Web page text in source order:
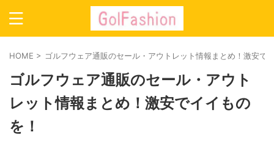
HOME > ゴルフウェア通販のセール・アウトレット情報まとめ！激安で
ゴルフウェア通販のセール・アウト
レット情報まとめ！激安でイイもの
を！